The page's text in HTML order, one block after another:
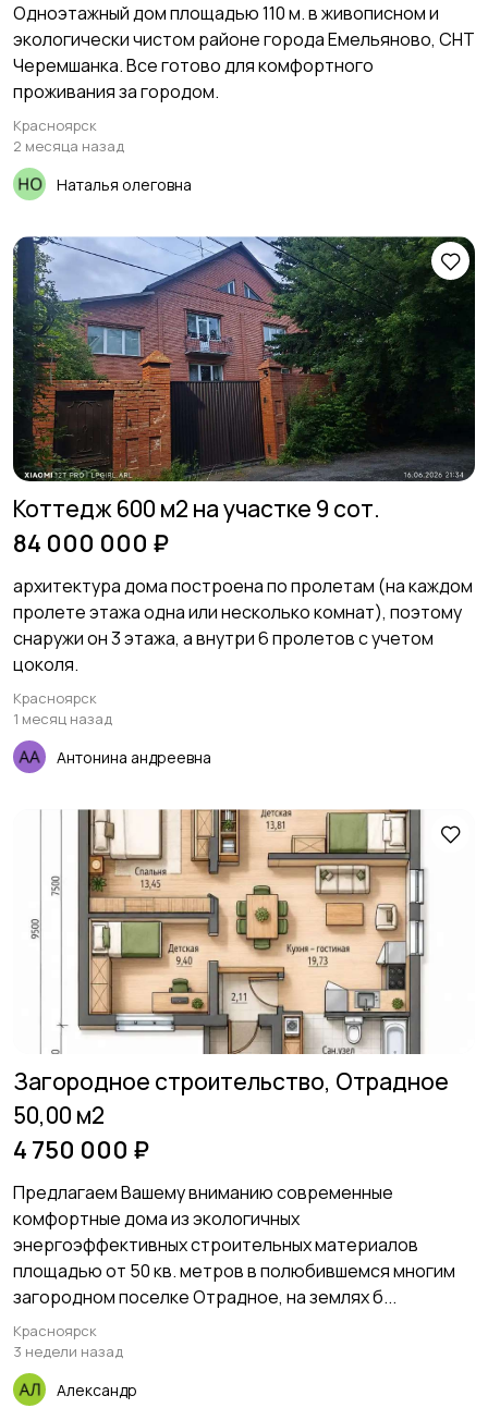
Одноэтажный дом площадью 110 м. в живописном и
экологически чистом районе города Емельяново, СНТ
Черемшанка. Все готово для комфортного
проживания за городом.
Красноярск
2 месяца назад
Наталья олеговна
Коттедж 600 м2 на участке 9 сот.
84 000 000 ₽
архитектура дома построена по пролетам (на каждом
пролете этажа одна или несколько комнат), поэтому
снаружи он 3 этажа, а внутри 6 пролетов с учетом
цоколя.
Красноярск
1 месяц назад
Антонина андреевна
Загородное строительство, Отрадное
50,00 м2
4 750 000 ₽
Предлагаем Вашему вниманию современные
комфортные дома из экологичных
энергоэффективных строительных материалов
площадью от 50 кв. метров в полюбившемся многим
загородном поселке Отрадное, на землях б...
Красноярск
3 недели назад
Александр